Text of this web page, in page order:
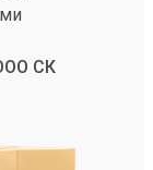
СК